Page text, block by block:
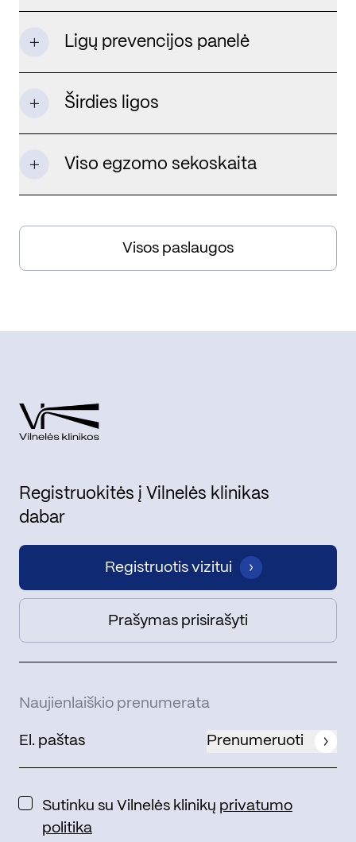
Ligų prevencijos panelė
Širdies ligos
Viso egzomo sekoskaita
Visos paslaugos
Registruokitės į Vilnelės klinikas
dabar
Registruotis vizitui
Prašymas prisirašyti
Naujienlaiškio prenumerata
Prenumeruoti
Sutinku su Vilnelės klinikų privatumo
politika